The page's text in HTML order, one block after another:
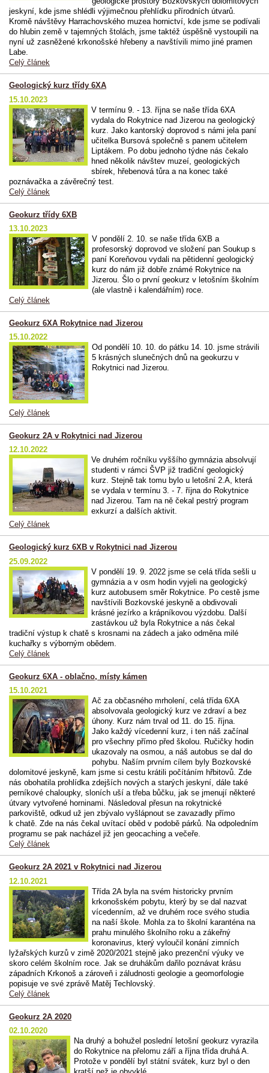
jeskyní, kde jsme shlédli výjimečnou přehlídku přírodních útvarů.
Kromě návštěvy Harrachovského muzea hornictví, kde jsme se podívali
do hlubin země v tajemných štolách, jsme taktéž úspěšně vystoupili na
nyní už zasněžené krkonošské hřebeny a navštívili mimo jiné pramen
Labe.
Celý článek
Geologický kurz třídy 6XA
15.10.2023
V termínu 9. - 13. října se naše třída 6XA
vydala do Rokytnice nad Jizerou na geologický
kurz. Jako kantorský doprovod s námi jela paní
učitelka Bursová společně s panem učitelem
Liptákem. Po dobu jednoho týdne nás čekalo
hned několik návštev muzeí, geologických
sbírek, hřebenová tůra a na konec také
poznávačka a závěrečný test.
Celý článek
Geokurz třídy 6XB
13.10.2023
V pondělí 2. 10. se naše třída 6XB a
profesorský doprovod ve složení pan Soukup s
paní Koreňovou vydali na pětidenní geologický
kurz do nám již dobře známé Rokytnice na
Jizerou. Šlo o první geokurz v letošním školním
(ale vlastně i kalendářním) roce.
Celý článek
Geokurz 6XA Rokytnice nad Jizerou
15.10.2022
Od pondělí 10. 10. do pátku 14. 10. jsme strávili
5 krásných slunečných dnů na geokurzu v
Rokytnici nad Jizerou.
Celý článek
Geokurz 2A v Rokytnici nad Jizerou
12.10.2022
Ve druhém ročníku vyššího gymnázia absolvují
studenti v rámci ŠVP již tradiční geologický
kurz. Stejně tak tomu bylo u letošní 2.A, která
se vydala v termínu 3. - 7. října do Rokytnice
nad Jizerou. Tam na ně čekal pestrý program
exkurzí a dalších aktivit.
Celý článek
Geologický kurz 6XB v Rokytnici nad Jizerou
25.09.2022
V pondělí 19. 9. 2022 jsme se celá třída sešli u
gymnázia a v osm hodin vyjeli na geologický
kurz autobusem směr Rokytnice. Po cestě jsme
navštívili Bozkovské jeskyně a obdivovali
krásné jezírko a krápníkovou výzdobu.
Další
zastávkou už byla Rokytnice a nás čekal
tradiční výstup k chatě s krosnami na zádech a jako odměna milé
kuchařky s výborným obědem.
Celý článek
Geokurz 6XA - oblačno, místy kámen
15.10.2021
Ač za občasného mrholení, celá třída 6XA
absolvovala geologický kurz ve zdraví a bez
úhony. Kurz nám trval od 11. do 15. října.
Jako každý vícedenní kurz, i ten náš začínal
pro všechny přímo před školou. Ručičky hodin
ukazovaly na osmou, a náš autobus se dal do
pohybu. Naším prvním cílem byly Bozkovské
dolomitové jeskyně, kam jsme si cestu krátili počítáním hřbitovů. Zde
nás obohatila prohlídka zdejších nových a starých jeskyní, dále také
perníkové chaloupky, sloních uší a třeba bůčku, jak se jmenují některé
útvary vytvořené horninami. Následoval přesun na rokytnické
parkoviště, odkud už jen zbývalo vyšlápnout se zavazadly přímo
k chatě. Zde na nás čekal uvítací oběd v podobě párků. Na odpoledním
programu se pak nacházel již jen geocaching a večeře.
Celý článek
Geokurz 2A 2021 v Rokytnici nad Jizerou
12.10.2021
Třída 2A byla na svém historicky prvním
krkonošském pobytu, který by se dal nazvat
vícedenním, až ve druhém roce svého studia
na naší škole. Mohla za to školní karanténa na
prahu minulého školního roku a zákeřný
koronavirus, který vyloučil konání zimních
lyžařských kurzů v zimě 2020/2021 stejně jako prezenční výuky ve
skoro celém školním roce. Jak se druhákům dařilo poznávat krásu
západních Krkonoš a zároveň i záludnosti geologie a geomorfologie
popisuje ve své zprávě Matěj Techlovský.
Celý článek
Geokurz 2A 2020
02.10.2020
Na druhý a bohužel poslední letošní geokurz vyrazila
do Rokytnice na přelomu září a října třída druhá A.
Protože v pondělí byl státní svátek, kurz byl o den